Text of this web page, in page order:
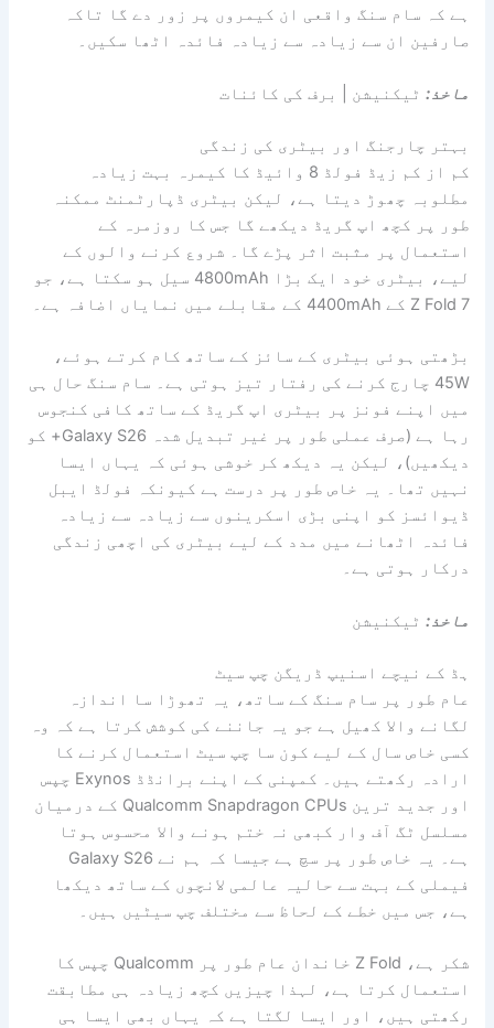
ہے کہ سام سنگ واقعی ان کیمروں پر زور دے گا تاکہ
صارفین ان سے زیادہ سے زیادہ فائدہ اٹھا سکیں۔
ماخذ: ٹیکنیشن | برف کی کائنات
بہتر چارجنگ اور بیٹری کی زندگی
کم از کم زیڈ فولڈ 8 وائیڈ کا کیمرہ بہت زیادہ
مطلوبہ چھوڑ دیتا ہے، لیکن بیٹری ڈپارٹمنٹ ممکنہ
طور پر کچھ اپ گریڈ دیکھے گا جس کا روزمرہ کے
استعمال پر مثبت اثر پڑے گا۔ شروع کرنے والوں کے
لیے، بیٹری خود ایک بڑا 4800mAh سیل ہو سکتا ہے، جو
Z Fold 7 کے 4400mAh کے مقابلے میں نمایاں اضافہ ہے۔
بڑھتی ہوئی بیٹری کے سائز کے ساتھ کام کرتے ہوئے،
45W چارج کرنے کی رفتار تیز ہوتی ہے۔ سام سنگ حال ہی
میں اپنے فونز پر بیٹری اپ گریڈ کے ساتھ کافی کنجوس
رہا ہے (صرف عملی طور پر غیر تبدیل شدہ Galaxy S26+ کو
دیکھیں)، لیکن یہ دیکھ کر خوشی ہوئی کہ یہاں ایسا
نہیں تھا۔ یہ خاص طور پر درست ہے کیونکہ فولڈ ایبل
ڈیوائسز کو اپنی بڑی اسکرینوں سے زیادہ سے زیادہ
فائدہ اٹھانے میں مدد کے لیے بیٹری کی اچھی زندگی
درکار ہوتی ہے۔
ماخذ: ٹیکنیشن
ہڈ کے نیچے اسنیپ ڈریگن چپ سیٹ
عام طور پر سام سنگ کے ساتھ، یہ تھوڑا سا اندازہ
لگانے والا کھیل ہے جو یہ جاننے کی کوشش کرتا ہے کہ وہ
کسی خاص سال کے لیے کون سا چپ سیٹ استعمال کرنے کا
ارادہ رکھتے ہیں۔ کمپنی کے اپنے برانڈڈ Exynos چپس
اور جدید ترین Qualcomm Snapdragon CPUs کے درمیان
مسلسل ٹگ آف وار کبھی نہ ختم ہونے والا محسوس ہوتا
ہے۔ یہ خاص طور پر سچ ہے جیسا کہ ہم نے Galaxy S26
فیملی کے بہت سے حالیہ عالمی لانچوں کے ساتھ دیکھا
ہے، جس میں خطے کے لحاظ سے مختلف چپ سیٹیں ہیں۔
شکر ہے، Z Fold خاندان عام طور پر Qualcomm چپس کا
استعمال کرتا ہے، لہذا چیزیں کچھ زیادہ ہی مطابقت
رکھتی ہیں، اور ایسا لگتا ہے کہ یہاں بھی ایسا ہی